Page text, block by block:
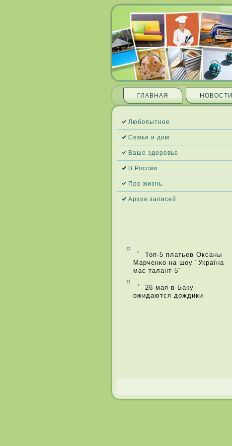
ГЛАВНАЯ НОВОСТИ
Любопытное
Семья и дом
Ваше здоровье
В России
Про жизнь
Архив запи­сей
Топ-5 платьев Оксаны
Марченко на шоу "Україна
має талант-5"
26 мая в Баку
ожидаются дождики